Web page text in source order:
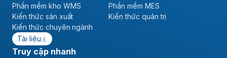
Phần mềm kho WMS
Phần mềm MES
Kiến thức sản xuất
Kiến thức quản trị
Kiến thức chuyên ngành
Tài liệu
Truy cập nhanh